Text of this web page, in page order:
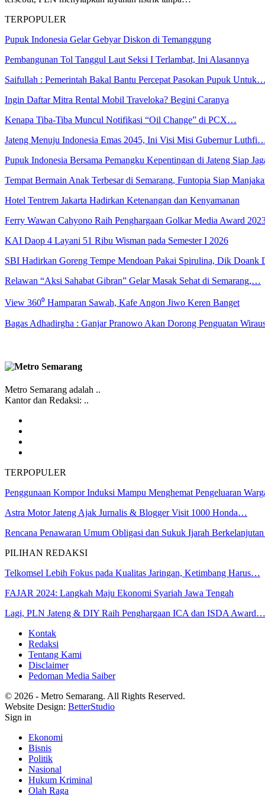
TERPOPULER
Pupuk Indonesia Gelar Gebyar Diskon di Temanggung
Pembangunan Tol Tanggul Laut Seksi I Terlambat, Ini Alasannya
Saifullah : Pemerintah Bakal Bantu Percepat Pasokan Pupuk Untuk…
Ingin Daftar Mitra Rental Mobil Traveloka? Begini Caranya
Kenapa Tiba-Tiba Muncul Notifikasi “Oil Change” di PCX…
Jateng Menuju Indonesia Emas 2045, Ini Visi Misi Gubernur
Pupuk Indonesia Bersama Pemangku Kepentingan di Jateng Siap
Tempat Bermain Anak Terbesar di Semarang, Funtopia Siap
Hotel Tentrem Jakarta Hadirkan Ketenangan dan Kenyamanan
Ferry Wawan Cahyono Raih Penghargaan Golkar Media Award
KAI Daop 4 Layani 51 Ribu Wisman pada Semester I 2026
SBI Hadirkan Goreng Tempe Mendoan Pakai Spirulina, Dik Doank
Relawan “Aksi Sahabat Gibran” Gelar Masak Sehat di Semarang,…
View 360⁰ Hamparan Sawah, Kafe Angon Jiwo Keren Banget
Bagas Adhadirgha : Ganjar Pranowo Akan Dorong Penguatan
Metro Semarang adalah ..
Kantor dan Redaksi: ..
TERPOPULER
Penggunaan Kompor Induksi Mampu Menghemat Pengeluaran
Astra Motor Jateng Ajak Jurnalis & Blogger Visit 1000 Honda…
Rencana Penawaran Umum Obligasi dan Sukuk Ijarah
PILIHAN REDAKSI
Telkomsel Lebih Fokus pada Kualitas Jaringan, Ketimbang Harus…
FAJAR 2024: Langkah Maju Ekonomi Syariah Jawa Tengah
Lagi, PLN Jateng & DIY Raih Penghargaan ICA dan ISDA Award…
Kontak
Redaksi
Tentang Kami
Disclaimer
Pedoman Media Saiber
© 2026 - Metro Semarang. All Rights Reserved.
Website Design: BetterStudio
Sign in
Ekonomi
Bisnis
Politik
Nasional
Hukum Kriminal
Olah Raga